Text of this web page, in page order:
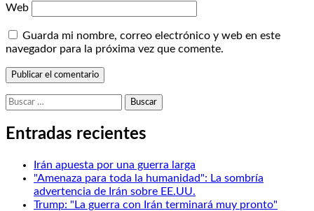
Web
Guarda mi nombre, correo electrónico y web en este
navegador para la próxima vez que comente.
Buscar:
Entradas recientes
Irán apuesta por una guerra larga
"Amenaza para toda la humanidad": La sombría
advertencia de Irán sobre EE.UU.
Trump: "La guerra con Irán terminará muy pronto"